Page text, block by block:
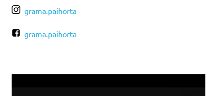
grama.paihorta
grama.paihorta